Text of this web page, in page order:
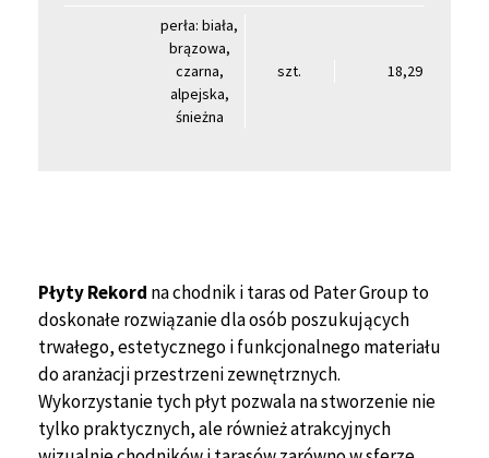
Płyty Rekord na chodnik i taras od Pater Group to
doskonałe rozwiązanie dla osób poszukujących
trwałego, estetycznego i funkcjonalnego materiału
do aranżacji przestrzeni zewnętrznych.
Wykorzystanie tych płyt pozwala na stworzenie nie
tylko praktycznych, ale również atrakcyjnych
perła: biała,
brązowa,
czarna,
alpejska,
śnieżna
szt. 18,29